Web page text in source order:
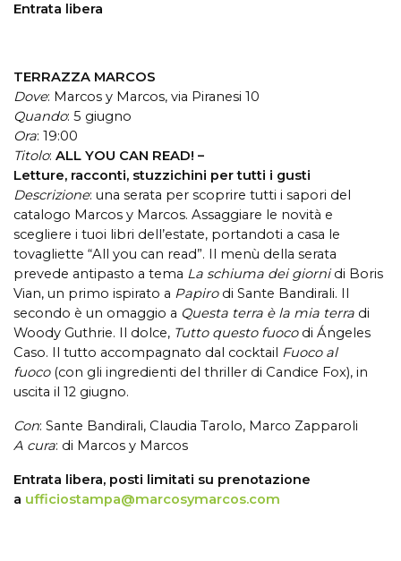
Entrata libera
TERRAZZA MARCOS
Dove: Marcos y Marcos, via Piranesi 10
Quando: 5 giugno
Ora: 19:00
Titolo: ALL YOU CAN READ! –
Letture, racconti, stuzzichini per tutti i gusti
Descrizione: una serata per scoprire tutti i sapori del
catalogo Marcos y Marcos. Assaggiare le novità e
scegliere i tuoi libri dell’estate, portandoti a casa le
tovagliette “All you can read”. Il menù della serata
prevede antipasto a tema La schiuma dei giornidi Boris
Vian, un primo ispirato a Papirodi Sante Bandirali. Il
secondo è un omaggio a Questa terra è la mia terra di
Woody Guthrie. Il dolce, Tutto questo fuocodi Ángeles
Caso. Il tutto accompagnato dal cocktail Fuoco al
fuoco(con gli ingredienti del thriller di Candice Fox), in
uscita il 12 giugno.
Con: Sante Bandirali, Claudia Tarolo, Marco Zapparoli
A cura: di Marcos y Marcos
Entrata libera, posti limitati su prenotazione
a ufficiostampa@marcosymarcos.com